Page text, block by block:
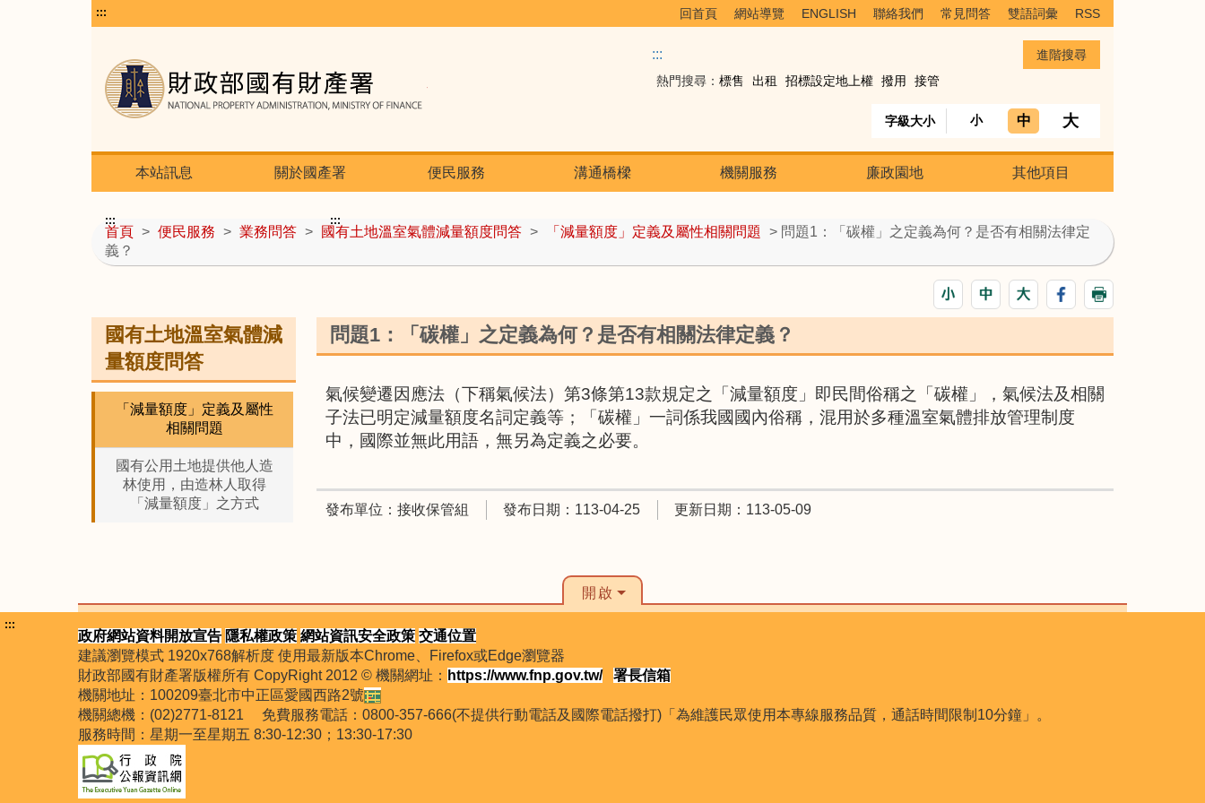
::: 回首頁 網站導覽 ENGLISH 聯絡我們 常見問答 雙語詞彙 RSS
:::
熱門搜尋： 標售 出租 招標設定地上權 撥用 接管
字級大小 小 中 大
本站訊息 關於國產署 便民服務 溝通橋樑 機關服務 廉政園地 其他項目
首頁 > 便民服務 > 業務問答 > 國有土地溫室氣體減量額度問答 > 「減量額度」定義及屬性相關問題
> 問題1：「碳權」之定義為何？是否有相關法律定
義？
:::
國有土地溫室氣體減
量額度問答
「減量額度」定義及屬性
相關問題
國有公用土地提供他人造
林使用，由造林人取得
「減量額度」之方式
:::
問題1：「碳權」之定義為何？是否有相關法律定義？
氣候變遷因應法（下稱氣候法）第3條第13款規定之「減量額度」即民間俗稱之「碳權」，氣候法及相關
子法已明定減量額度名詞定義等；「碳權」一詞係我國國內俗稱，混用於多種溫室氣體排放管理制度
中，國際並無此用語，無另為定義之必要。
發布單位：接收保管組 發布日期：113-04-25 更新日期：113-05-09
開啟
:::
政府網站資料開放宣告 隱私權政策 網站資訊安全政策 交通位置
建議瀏覽模式 1920x768解析度 使用最新版本Chrome、Firefox或Edge瀏覽器
財政部國有財產署版權所有 CopyRight 2012 © 機關網址： https://www.fnp.gov.tw/
署長信箱
機關地址：100209臺北市中正區愛國西路2號
機關總機：(02)2771-8121 免費服務電話：0800-357-666(不提供行動電話及國際電話撥打)「為維護民眾使用本專線服務品質，通話時間限制10分鐘」。
服務時間：星期一至星期五 8:30-12:30；13:30-17:30